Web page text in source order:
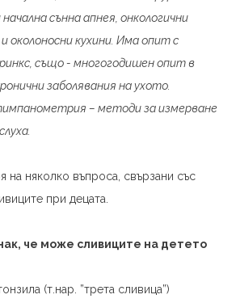
сънна апнея, онкологични
околоносни кухини. Има опит с
също - многогодишен опит в
заболявания на ухото.
– методи за измерване
на няколко въпроса, свързани със
при децата.
че може сливиците на детето
(т.нар. ”трета сливица”)